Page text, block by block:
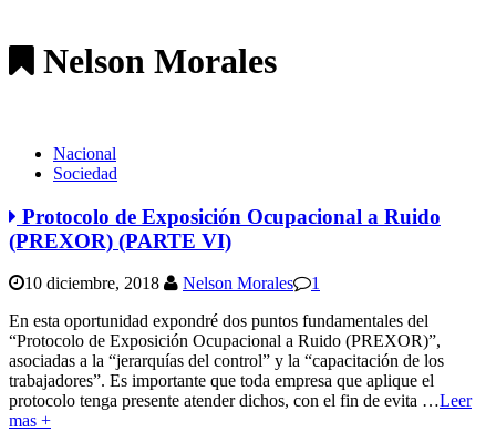
Nelson Morales
Nacional
Sociedad
Protocolo de Exposición Ocupacional a Ruido
(PREXOR) (PARTE VI)
10 diciembre, 2018 Nelson Morales
1
En esta oportunidad expondré dos puntos fundamentales del
“Protocolo de Exposición Ocupacional a Ruido (PREXOR)”,
asociadas a la “jerarquías del control” y la “capacitación de los
trabajadores”. Es importante que toda empresa que aplique el
protocolo tenga presente atender dichos, con el fin de evita …Leer
mas +